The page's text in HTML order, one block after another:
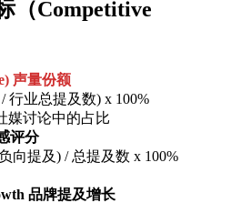
（Competitive
声量份额
行业总提及数) x 100%
媒讨论中的占比
评分
向提及) / 总提及数 x 100%
品牌提及增长